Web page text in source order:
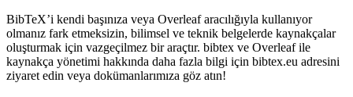
BibTeX’i kendi başınıza veya Overleaf aracılığıyla kullanıyor
olmanız fark etmeksizin, bilimsel ve teknik belgelerde kaynakçalar
oluşturmak için vazgeçilmez bir araçtır. bibtex ve Overleaf ile
kaynakça yönetimi hakkında daha fazla bilgi için bibtex.eu adresini
ziyaret edin veya dokümanlarımıza göz atın!